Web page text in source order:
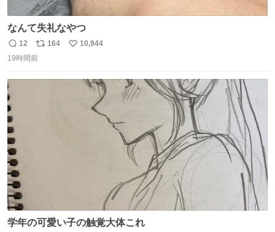
なんて失礼なやつ
返
信
12
リ
ポ
164
い
10,944
19時間前
学年の可愛い子の触覚大体これ